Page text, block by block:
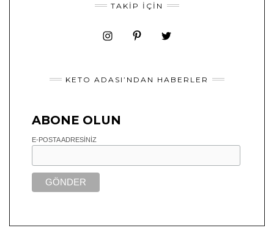
TAKIP İÇIN
KETO ADASI’NDAN HABERLER
ABONE OLUN
E-POSTA ADRESINIZ